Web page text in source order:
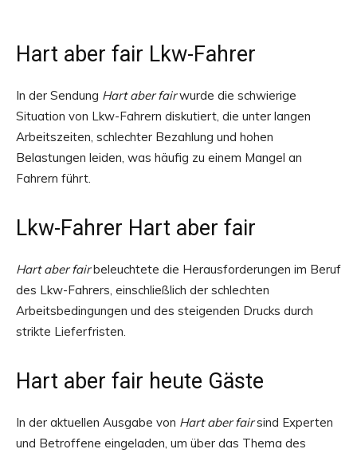
Hart aber fair Lkw-Fahrer
In der Sendung Hart aber fairwurde die schwierige
Situation von Lkw-Fahrern diskutiert, die unter langen
Arbeitszeiten, schlechter Bezahlung und hohen
Belastungen leiden, was häufig zu einem Mangel an
Fahrern führt.
Lkw-Fahrer Hart aber fair
Hart aber fairbeleuchtete die Herausforderungen im Beruf
des Lkw-Fahrers, einschließlich der schlechten
Arbeitsbedingungen und des steigenden Drucks durch
strikte Lieferfristen.
Hart aber fair heute Gäste
In der aktuellen Ausgabe von Hart aber fairsind Experten
und Betroffene eingeladen, um über das Thema des